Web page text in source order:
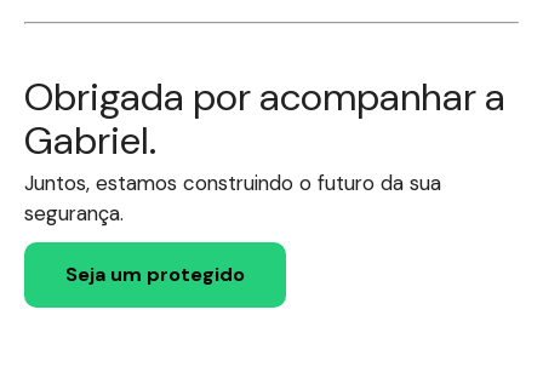
Obrigada por acompanhar a
Gabriel.
Juntos, estamos construindo o futuro da sua
segurança.
Seja um protegido